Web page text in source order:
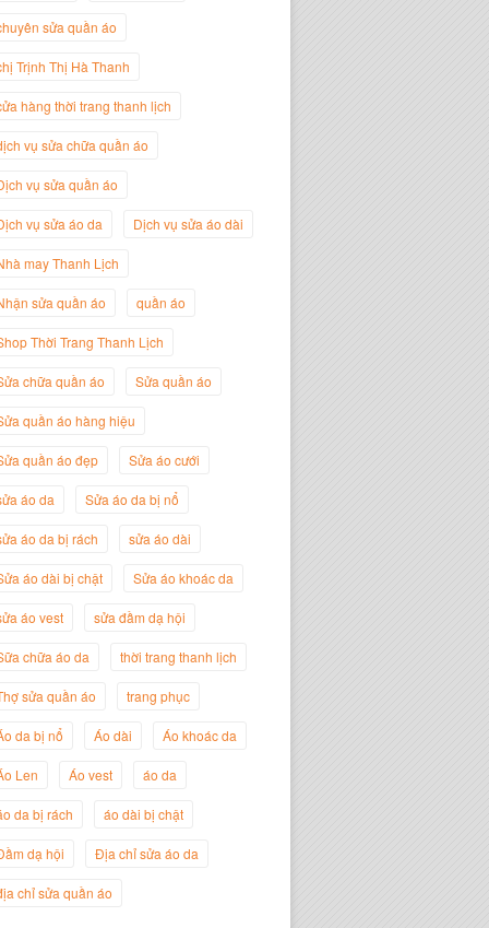
Giám Đốc Thương Hiệu Giày Thời
Nguyễn Minh Đức
Nguyễn
Nguyễn Đắc Định
Giám Đốc Công ty Twist Potato
sửa quần áo
Trịnh Thị Hà Thanh
hàng thời trang thanh lịch
vụ sửa chữa quần áo
vụ sửa quần áo
vụ sửa áo da Dịch vụ sửa áo dài
may Thanh Lịch
sửa quần áo quần áo
Thời Trang Thanh Lịch
chữa quần áo Sửa quần áo
quần áo hàng hiệu
quần áo đẹp Sửa áo cưới
áo da Sửa áo da bị nổ
áo da bị rách sửa áo dài
áo dài bị chật Sửa áo khoác da
áo vest sửa đầm dạ hội
chữa áo da thời trang thanh lịch
sửa quần áo trang phục
da bị nổ Áo dài Áo khoác da
Len Áo vest áo da
da bị rách áo dài bị chật
dạ hội Địa chỉ sửa áo da
chỉ sửa quần áo